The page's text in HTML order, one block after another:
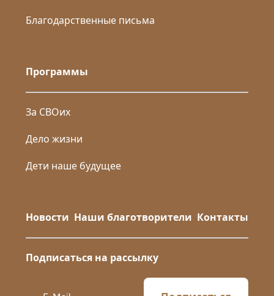
Благодарственные письма
Программы
За СВОих
Дело жизни
Дети наше будущее
Новости Наши благотворители Контакты
Подписаться на рассылку